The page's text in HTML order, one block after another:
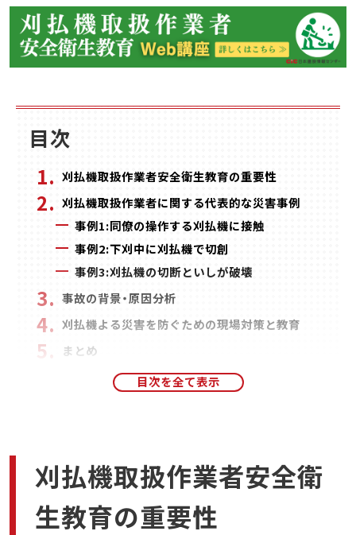
目次
刈払機取扱作業者安全衛生教育の重要性
刈払機取扱作業者に関する代表的な災害事例
事例1:同僚の操作する刈払機に接触
事例2:下刈中に刈払機で切創
事例3:刈払機の切断といしが破壊
事故の背景・原因分析
刈払機よる災害を防ぐための現場対策と教育
まとめ
刈払機取扱作業者安全衛
生教育の重要性